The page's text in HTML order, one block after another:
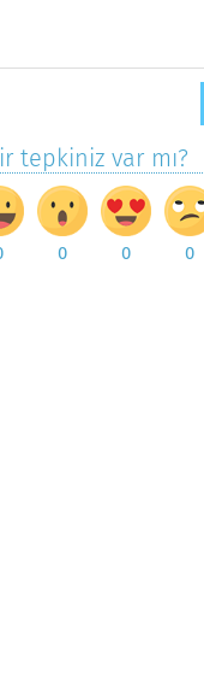
tepkiniz var mı?
0 0 0